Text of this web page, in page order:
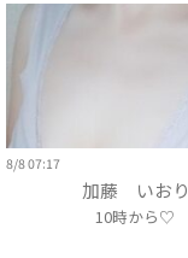
8/8 07:17
加藤 いおり
10時から♡